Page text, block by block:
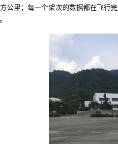
公里；每一个架次的数据都在飞行